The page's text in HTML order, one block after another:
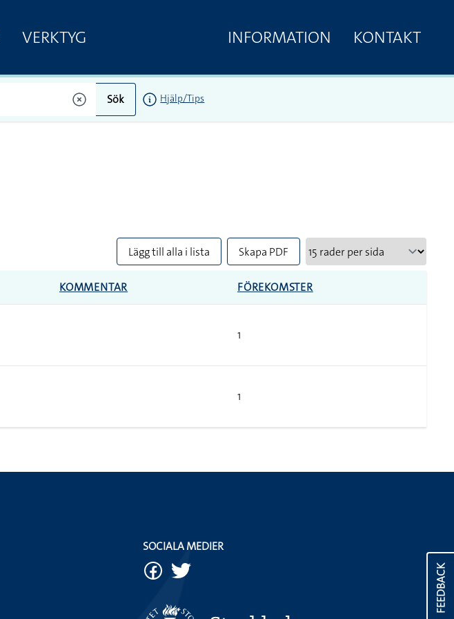
VERKTYG INFORMATION KONTAKT
Sök Hjälp/Tips
Lägg till alla i lista Skapa PDF
KOMMENTAR FÖREKOMSTER
1
1
FEEDBACK
SOCIALA MEDIER